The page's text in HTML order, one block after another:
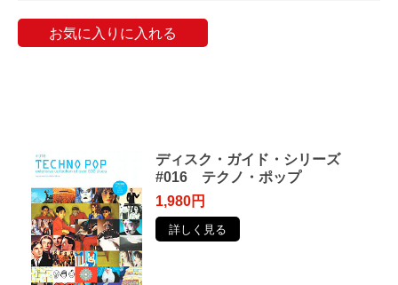
お気に入りに入れる
ディスク・ガイド・シリーズ
#016 テクノ・ポップ
1,980円
詳しく見る